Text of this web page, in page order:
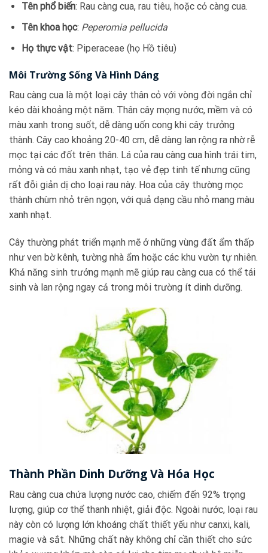
Tên phổ biến: Rau càng cua, rau tiêu, hoặc cỏ càng cua.
Tên khoa học: Peperomia pellucida
Họ thực vật: Piperaceae (họ Hồ tiêu)
Môi Trường Sống Và Hình Dáng
Rau càng cua là một loại cây thân cỏ với vòng đời ngắn chỉ
kéo dài khoảng một năm. Thân cây mọng nước, mềm và có
màu xanh trong suốt, dễ dàng uốn cong khi cây trưởng
thành. Cây cao khoảng 20-40 cm, dễ dàng lan rộng ra nhờ rễ
mọc tại các đốt trên thân. Lá của rau càng cua hình trái tim,
mỏng và có màu xanh nhạt, tạo vẻ đẹp tinh tế nhưng cũng
rất đỗi giản dị cho loại rau này. Hoa của cây thường mọc
thành chùm nhỏ trên ngọn, với quả dạng cầu nhỏ mang màu
xanh nhạt.
Cây thường phát triển mạnh mẽ ở những vùng đất ẩm thấp
như ven bờ kênh, tường nhà ẩm hoặc các khu vườn tự nhiên.
Khả năng sinh trưởng mạnh mẽ giúp rau càng cua có thể tái
sinh và lan rộng ngay cả trong môi trường ít dinh dưỡng.
Thành Phần Dinh Dưỡng Và Hóa Học
Rau càng cua chứa lượng nước cao, chiếm đến 92% trọng
lượng, giúp cơ thể thanh nhiệt, giải độc. Ngoài nước, loại rau
này còn có lượng lớn khoáng chất thiết yếu như canxi, kali,
magie và sắt. Những chất này không chỉ cần thiết cho sức